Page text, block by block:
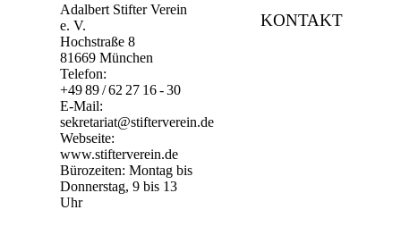
Adalbert Stifter Verein
e. V.
Hochstraße 8
81669 München
Telefon:
+49 89 / 62 27 16 - 30
E-Mail:
sekretariat@stifterverein.de
Webseite:
www.stifterverein.de
Bürozeiten: Montag bis
Donnerstag, 9 bis 13
Uhr
KONTAKT